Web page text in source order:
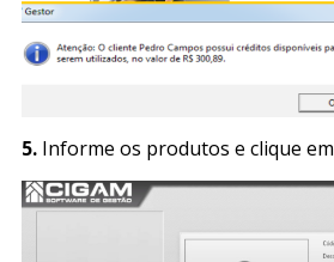
5. Informe os produtos e clique em